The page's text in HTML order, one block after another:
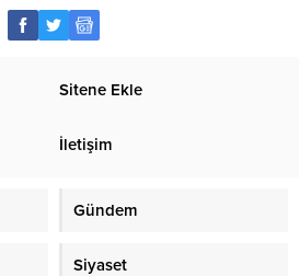
Sitene Ekle
İletişim
Gündem
Siyaset